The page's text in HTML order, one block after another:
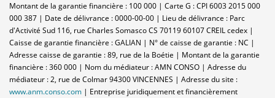
Montant de la garantie financière : 100 000 | Carte G : CPI 6003 2015 000
000 387 | Date de délivrance : 0000-00-00 | Lieu de délivrance : Parc
d'Activité Sud 116, rue Charles Somasco CS 70119 60107 CREIL cedex |
Caisse de garantie financière : GALIAN | N° de caisse de garantie : NC |
Adresse caisse de garantie : 89, rue de la Boétie | Montant de la garantie
financière : 360 000 | Nom du médiateur : AMN CONSO | Adresse du
médiateur : 2, rue de Colmar 94300 VINCENNES | Adresse du site :
www.anm.conso.com | Entreprise juridiquement et financièrement